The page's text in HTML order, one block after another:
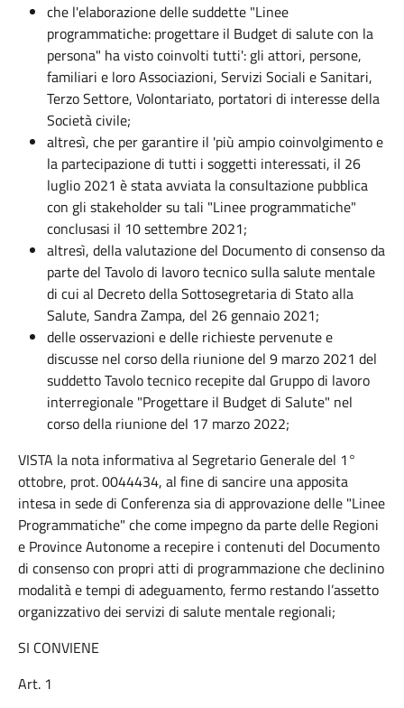
che l'elaborazione delle suddette "Linee
programmatiche: progettare il Budget di salute con la
persona" ha visto coinvolti tutti': gli attori, persone,
familiari e loro Associazioni, Servizi Sociali e Sanitari,
Terzo Settore, Volontariato, portatori di interesse della
Società civile;
altresì, che per garantire il 'più ampio coinvolgimento e
la partecipazione di tutti i soggetti interessati, il 26
luglio 2021 è stata avviata la consultazione pubblica
con gli stakeholder su tali "Linee programmatiche"
conclusasi il 10 settembre 2021;
altresì, della valutazione del Documento di consenso da
parte del Tavolo di lavoro tecnico sulla salute mentale
di cui al Decreto della Sottosegretaria di Stato alla
Salute, Sandra Zampa, del 26 gennaio 2021;
delle osservazioni e delle richieste pervenute e
discusse nel corso della riunione del 9 marzo 2021 del
suddetto Tavolo tecnico recepite dal Gruppo di lavoro
interregionale "Progettare il Budget di Salute" nel
corso della riunione del 17 marzo 2022;
VISTA la nota informativa al Segretario Generale del 1°
ottobre, prot. 0044434, al fine di sancire una apposita
intesa in sede di Conferenza sia di approvazione delle "Linee
Programmatiche" che come impegno da parte delle Regioni
e Province Autonome a recepire i contenuti del Documento
di consenso con propri atti di programmazione che declinino
modalità e tempi di adeguamento, fermo restando l’assetto
organizzativo dei servizi di salute mentale regionali;
SI CONVIENE
Art. 1